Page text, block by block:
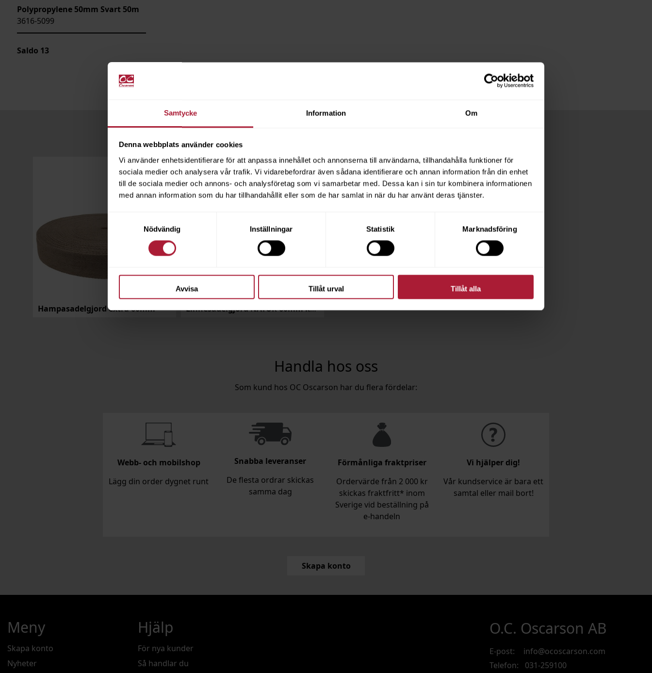
Samtycke Information Om
Denna webbplats använder cookies
Vi använder enhetsidentifierare för att anpassa innehållet och annonserna till användarna, tillhandahålla funktioner för
sociala medier och analysera vår trafik. Vi vidarebefordrar även sådana identifierare och annan information från din enhet
till de sociala medier och annons- och analysföretag som vi samarbetar med. Dessa kan i sin tur kombinera informationen
med annan information som du har tillhandahållit eller som de har samlat in när du har använt deras tjänster.
Nödvändig
Inställningar Statistik Marknadsföring
Avvisa Tillåt urval Tillåt alla
Polypropylene 50mm Svart 50m
3616-5099
Saldo 13
Hampasadelgjord extra 60mm Linnesadelgjord NATUR 60mm kraftig EU
Handla hos oss
Som kund hos OC Oscarson har du flera fördelar:
Webb- och mobilshop
Lägg din order dygnet runt
Snabba leveranser
De flesta ordrar skickas
samma dag
Förmånliga fraktpriser
Ordervärde från 2 000 kr
skickas fraktfritt* inom
Sverige vid beställning på
e‑handeln
Vi hjälper dig!
Vår kundservice är bara ett
samtal eller mail bort!
Skapa konto
O.C. Oscarson AB
E-post:
info@ocoscarson.com
Telefon:
031-259100
Meny
Skapa konto
Nyheter
Hjälp
För nya kunder
Så handlar du